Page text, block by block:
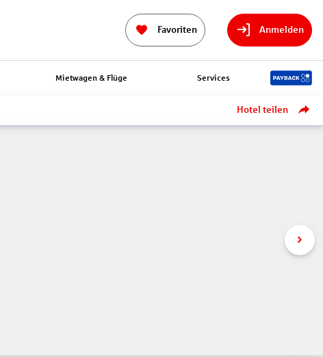
Favoriten Anmelden
Mietwagen & Flüge Services
Hotel teilen